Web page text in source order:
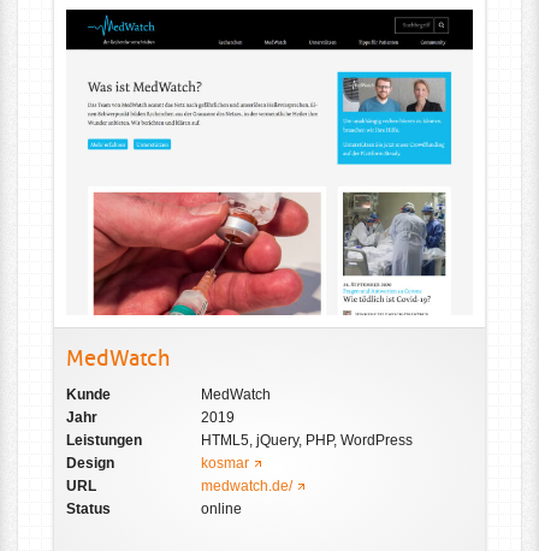
MedWatch
Kunde
MedWatch
Jahr
2019
Leistungen
HTML5, jQuery, PHP, WordPress
Design
kosmar
URL
medwatch.de/
Status
online